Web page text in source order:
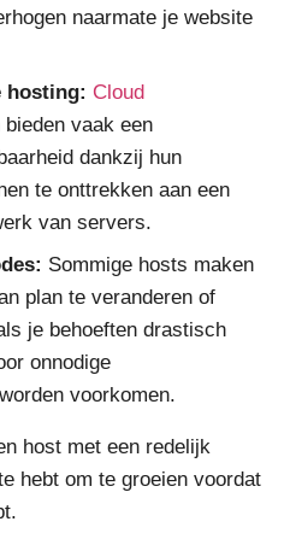
naarmate je website
hosting: Cloud
vaak een
dankzij hun
te onttrekken aan een
van servers.
Sommige hosts maken
plan te veranderen of
je behoeften drastisch
onnodige
voorkomen.
host met een redelijk
hebt om te groeien voordat